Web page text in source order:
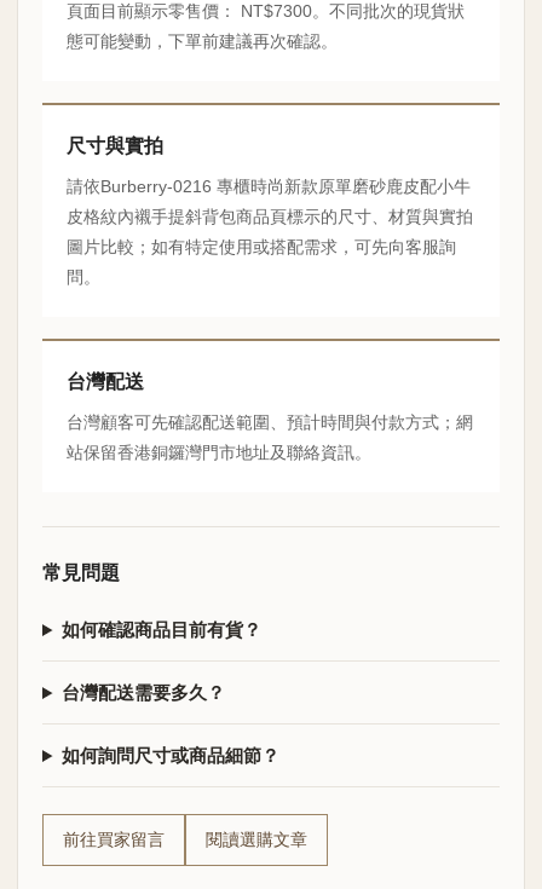
頁面目前顯示零售價： NT$7300。不同批次的現貨狀
態可能變動，下單前建議再次確認。
尺寸與實拍
請依Burberry-0216 專櫃時尚新款原單磨砂鹿皮配小牛
皮格紋內襯手提斜背包商品頁標示的尺寸、材質與實拍
圖片比較；如有特定使用或搭配需求，可先向客服詢
問。
台灣配送
台灣顧客可先確認配送範圍、預計時間與付款方式；網
站保留香港銅鑼灣門市地址及聯絡資訊。
常見問題
如何確認商品目前有貨？
台灣配送需要多久？
如何詢問尺寸或商品細節？
前往買家留言 閱讀選購文章